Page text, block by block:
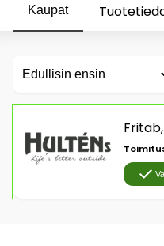
Kaupat